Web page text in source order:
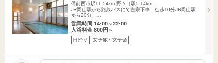
備前西市駅11.54km 野々口駅5.14km
JR岡山駅から路線バスにて吉宗下車、徒歩10分JR岡山駅
から20分、…
営業時間 14:00～22:00
入浴料金 800円～
日帰り 女子旅・女子会